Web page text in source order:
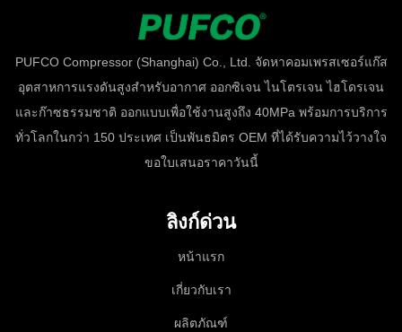
PUFCO Compressor (Shanghai) Co., Ltd. จัดหาคอมเพรสเซอร์แก๊ส
อุตสาหการแรงดันสูงสำหรับอากาศ ออกซิเจน ไนโตรเจน ไฮโดรเจน
และก๊าซธรรมชาติ ออกแบบเพื่อใช้งานสูงถึง 40MPa พร้อมการบริการ
ทั่วโลกในกว่า 150 ประเทศ เป็นพันธมิตร OEM ที่ได้รับความไว้วางใจ
ขอใบเสนอราคาวันนี้
ลิงก์ด่วน
หน้าแรก
เกี่ยวกับเรา
ผลิตภัณฑ์